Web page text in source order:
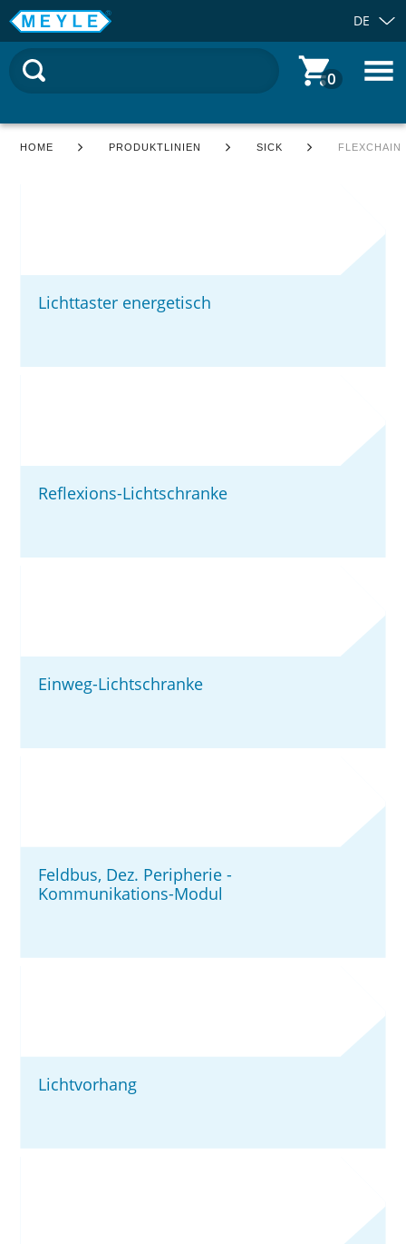
DE
0
HOME PRODUKTLINIEN SICK FLEXCHAIN
Lichttaster energetisch
Reflexions-Lichtschranke
Einweg-Lichtschranke
Feldbus, Dez. Peripherie -
Kommunikations-Modul
Lichtvorhang